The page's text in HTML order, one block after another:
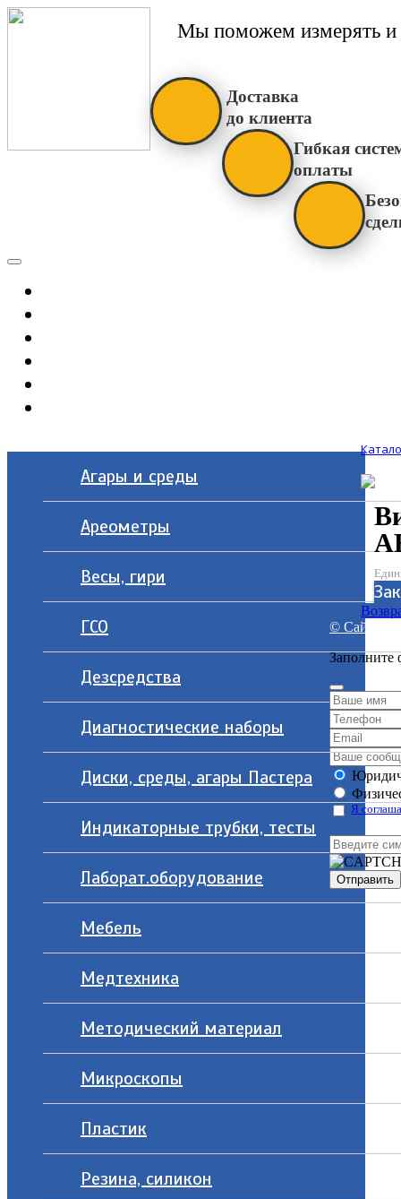
Мы поможем измерять и
Доставка
до клиента
Гибкая
оплаты
Агары и среды
Ареометры
Весы, гири
ГСО
Дезсредства
Диагностические наборы
Диски, среды, агары Пастера
Индикаторные трубки, тесты
Лаборат.оборудование
Мебель
Медтехника
Методический материал
Микроскопы
Пластик
Резина, силикон
© Сайт
Заполните
Я